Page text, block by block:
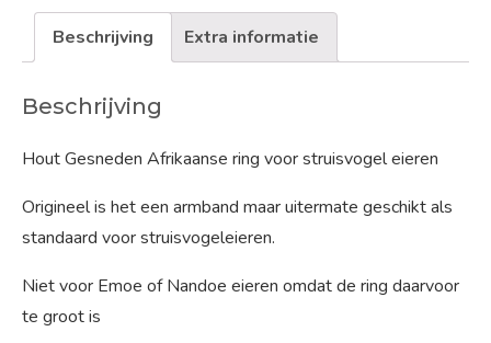
Beschrijving Extra informatie
Beschrijving
Hout Gesneden Afrikaanse ring voor struisvogel eieren
Origineel is het een armband maar uitermate geschikt als
standaard voor struisvogeleieren.
Niet voor Emoe of Nandoe eieren omdat de ring daarvoor
te groot is